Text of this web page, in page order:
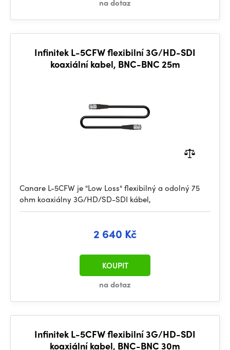
na dotaz
Infinitek L-5CFW flexibilní 3G/HD-SDI
koaxiální kabel, BNC-BNC 25m
Canare L-5CFW je "Low Loss" flexibilný a odolný 75
ohm koaxiálny 3G/HD/SD-SDI kábel,
2 640 Kč
na dotaz
KOUPIT
Infinitek L-5CFW flexibilní 3G/HD-SDI
koaxiální kabel, BNC-BNC 30m